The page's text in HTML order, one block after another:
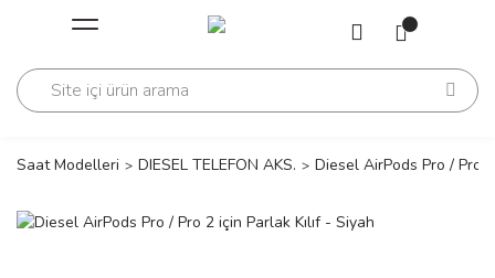
Geri Dön
Geri Dön
Saat Modelleri DIESEL TELEFON AKS. Diesel AirPods Pro / Pro